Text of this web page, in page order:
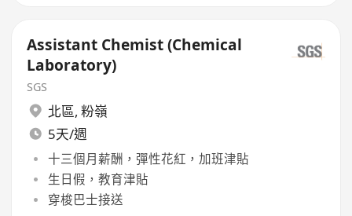
Assistant Chemist (Chemical
Laboratory)
SGS
北區, 粉嶺
5天/週
十三個月薪酬，彈性花紅，加班津貼
生日假，教育津貼
穿梭巴士接送